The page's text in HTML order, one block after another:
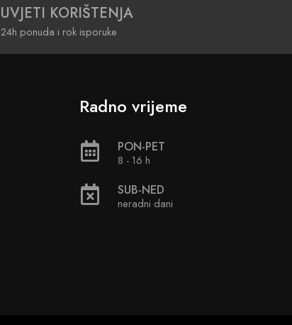
UVJETI KORIŠTENJA
24h ponuda i rok isporuke
Radno vrijeme
PON-PET
8 - 16 h
SUB-NED
neradni dani